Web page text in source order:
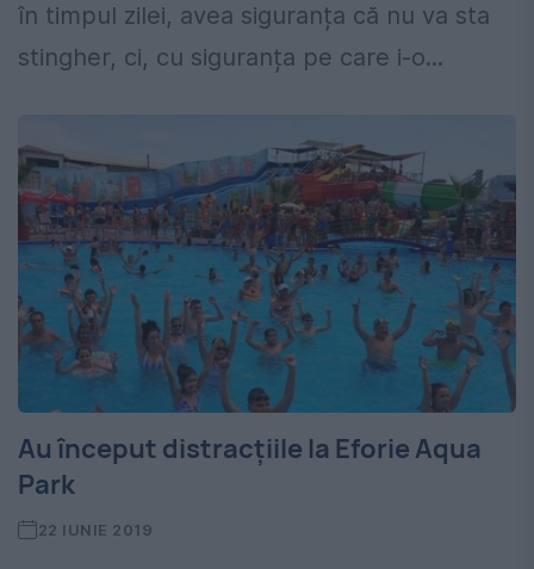
în timpul zilei, avea siguranța că nu va sta
stingher, ci, cu siguranța pe care i-o...
Au început distracțiile la Eforie Aqua
Park
22 IUNIE 2019